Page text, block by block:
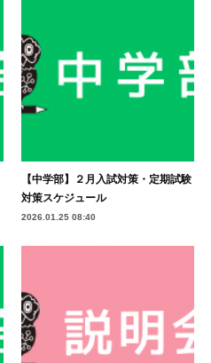
【中学部】２月入試対策・定期試験
対策スケジュール
2026.01.25 08:40